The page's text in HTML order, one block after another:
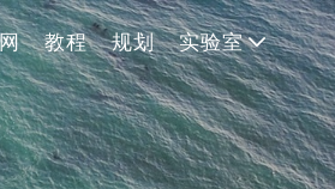
教程 规划 实验室